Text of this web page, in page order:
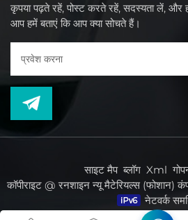
कृपया पढ़ते रहें, पोस्ट करते रहें, सदस्यता लें, और
आप हमें बताएं कि आप क्या सोचते हैं।
साइट मैप ब्लॉग Xml
कॉपीराइट @ रनशाइन न्यू मैटेरियल्स (फोशान)
नेटवर्क